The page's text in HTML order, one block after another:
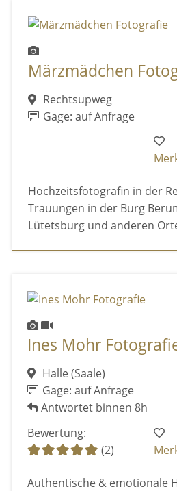
Märzmädchen
Rechtsupweg
Gage: auf Anfrage
Hochzeitsfotografin in der
Trauungen in der Burg
Lütetsburg und anderen
Ines Mohr
Halle (Saale)
Gage: auf Anfrage
Antwortet binnen 8h
Bewertung:
(2)
Authentische & emotionale